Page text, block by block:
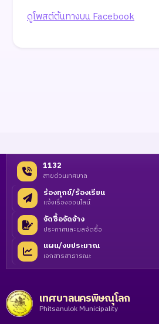
ดูโพสต์ต้นทางบน Facebook
1132
สายด่วนเทศบาล
ร้องทุกข์/ร้องเรียน
แจ้งเรื่องออนไลน์
จัดซื้อจัดจ้าง
ประกาศและผลจัดซื้อ
แผน/งบประมาณ
เอกสารสาธารณะ
เทศบาลนครพิษณุโลก
Phitsanulok Municipality